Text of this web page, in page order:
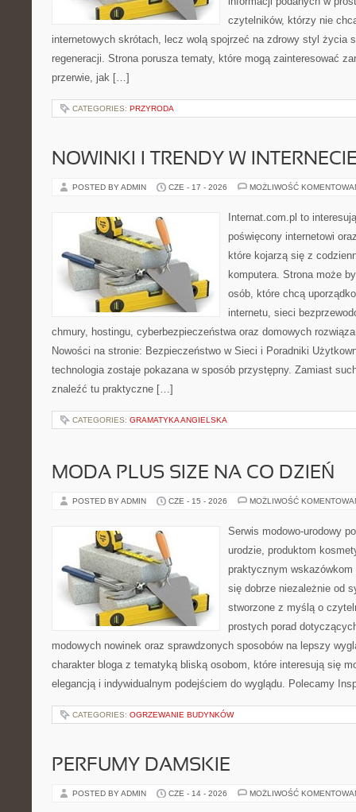
czytelników, którzy nie
internetowych skrótach, lecz wolą spojrzeć na zdrowy styl życia
regeneracji. Strona porusza tematy, które mogą zainteresować
przerwie, jak […]
CATEGORIES: PRZYRODA
NOWINKI I TRENDY W
POSTED BY ADMIN CZE - 17 - 2026 MOŻLIWOŚĆ
Internat.com.pl to
poświęcony internetowi
które kojarzą się z
komputera. Strona może
osób, które chcą
internetu, sieci
chmury, hostingu, cyberbezpieczeństwa oraz domowych
Nowości na stronie: Bezpieczeństwo w Sieci i Poradniki
technologia zostaje pokazana w sposób przystępny. Zamiast
znaleźć tu praktyczne […]
CATEGORIES: GRAMATYKA ANGIELSKA
MODA PLUS SIZE NA CO DZIEŃ
POSTED BY ADMIN CZE - 15 - 2026 MOŻLIWOŚĆ
Serwis modowo-urodowy
urodzie, produktom
praktycznym
się dobrze niezależnie od
stworzone z myślą o
prostych porad
modowych nowinek oraz sprawdzonych sposobów na lepszy
charakter bloga z tematyką bliską osobom, które interesują się
elegancją i indywidualnym podejściem do wyglądu. Polecamy
CATEGORIES: OGRZEWANIE BUDYNKÓW
PERFUMY DAMSKIE
POSTED BY ADMIN CZE - 14 - 2026 MOŻLIWOŚĆ